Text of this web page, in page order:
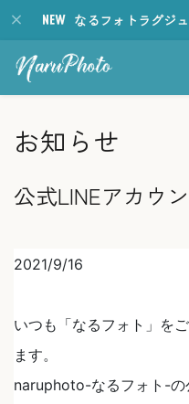
なるフォトラグジ
お知らせ
公式LINEアカウ
2021/9/16
いつも「なるフォト」を
ます。
naruphoto-なるフォト-の